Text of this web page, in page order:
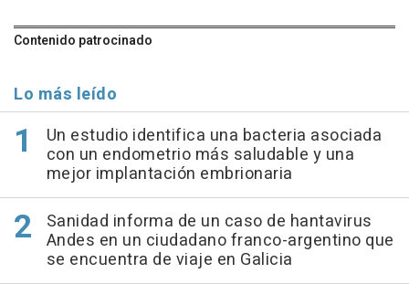
Contenido patrocinado
Lo más leído
Un estudio identifica una bacteria asociada
con un endometrio más saludable y una
mejor implantación embrionaria
Sanidad informa de un caso de hantavirus
Andes en un ciudadano franco-argentino que
se encuentra de viaje en Galicia